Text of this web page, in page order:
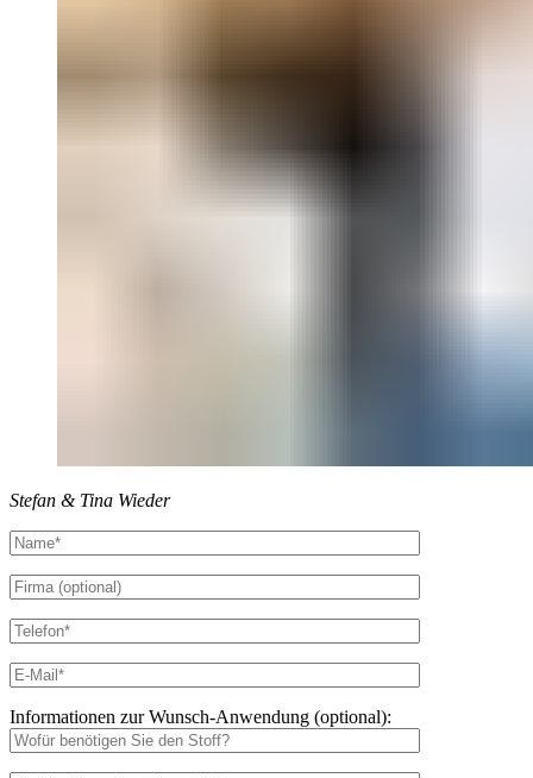
Stefan & Tina Wieder
Informationen zur Wunsch-Anwendung (optional):